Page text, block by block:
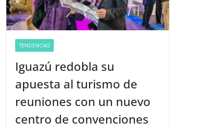
TENDENCIAS
Iguazú redobla su
apuesta al turismo de
reuniones con un nuevo
centro de convenciones